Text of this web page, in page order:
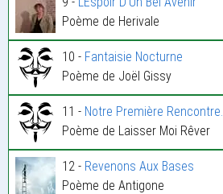
Poème de Herivale
10 - Fantaisie Nocturne
Poème de Joël Gissy
11 - Notre Première Rencontre.
Poème de Laisser Moi Rêver
12 - Revenons Aux Bases
Poème de Antigone